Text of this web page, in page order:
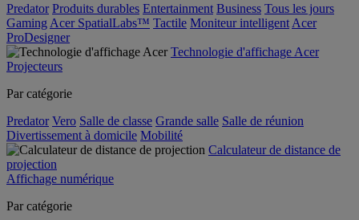
Predator Produits durables Entertainment Business Tous les jours
Gaming Acer SpatialLabs™ Tactile Moniteur intelligent Acer
ProDesigner
Technologie d'affichage Acer
Projecteurs
Par catégorie
Predator Vero Salle de classe Grande salle Salle de réunion
Divertissement à domicile Mobilité
Calculateur de distance de
projection
Affichage numérique
Par catégorie